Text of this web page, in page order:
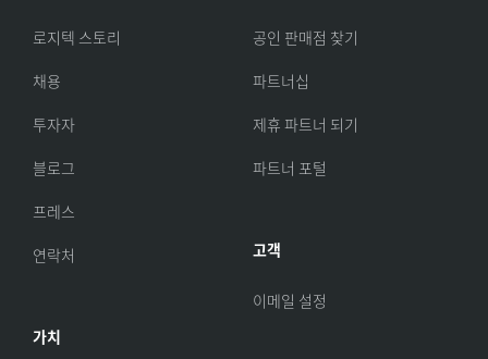
로지텍 스토리
채용
투자자
블로그
프레스
연락처
가치
공인 판매점 찾기
파트너십
제휴 파트너 되기
파트너 포털
고객
이메일 설정